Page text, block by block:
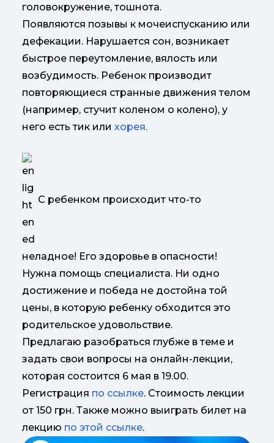
головокружение, тошнота.
Появляются позывы к мочеиспусканию или
дефекации. Нарушается сон, возникает
быстрое переутомление, вялость или
возбудимость. Ребенок производит
повторяющиеся странные движения телом
(например, стучит коленом о колено), у
него есть тик или хорея.
С ребенком происходит что-то
неладное! Его здоровье в опасности!
Нужна помощь специалиста. Ни одно
достижение и победа не достойна той
цены, в которую ребенку обходится это
родительское удовольствие.
Предлагаю разобраться глубже в теме и
задать свои вопросы на онлайн-лекции,
которая состоится 6 мая в 19.00.
Регистрация по ссылке. Стоимость лекции
от 150 грн. Также можно выиграть билет на
лекцию по этой ссылке.